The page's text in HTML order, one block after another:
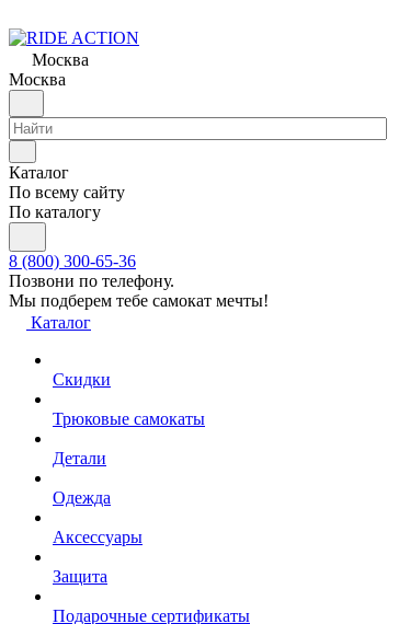
Москва
Москва
Каталог
По всему сайту
По каталогу
8 (800) 300-65-36
Позвони по телефону.
Мы подберем тебе самокат мечты!
Каталог
Скидки
Трюковые самокаты
Детали
Одежда
Аксессуары
Защита
Подарочные сертификаты